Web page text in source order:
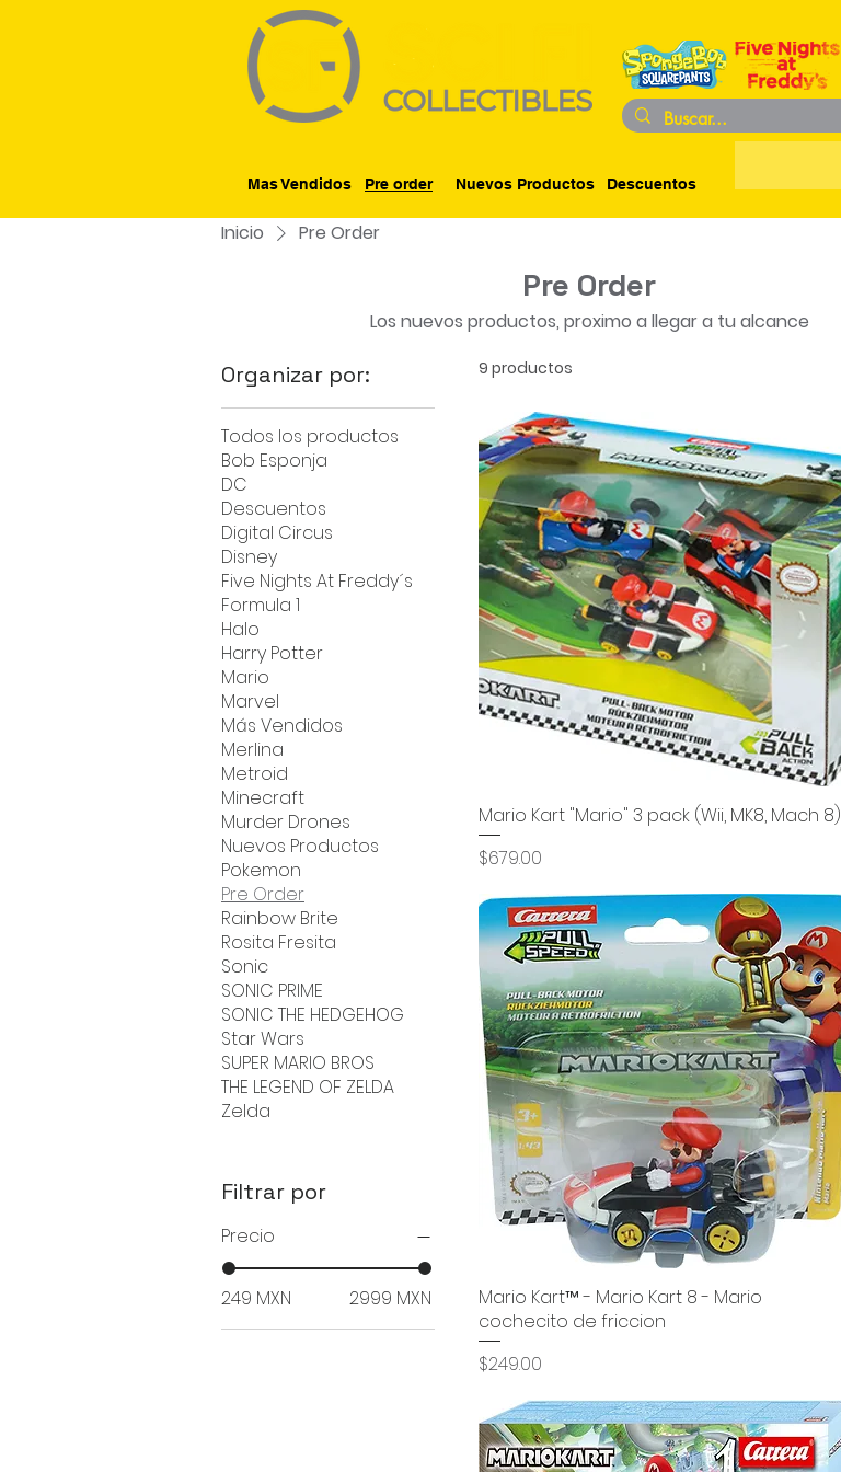
Mas Vendidos Pre order Nuevos Productos Descuentos
Inicio Pre Order
Pre Order
Los nuevos productos, proximo a llegar a tu alcance
Organizar por:
Todos los productos
Bob Esponja
DC
Descuentos
Digital Circus
Disney
Five Nights At Freddy´s
Formula 1
Halo
Harry Potter
Mario
Marvel
Más Vendidos
Merlina
Metroid
Minecraft
Murder Drones
Nuevos Productos
Pokemon
Pre Order
Rainbow Brite
Rosita Fresita
Sonic
SONIC PRIME
SONIC THE HEDGEHOG
Star Wars
SUPER MARIO BROS
THE LEGEND OF ZELDA
Zelda
Filtrar por
Precio
249 MXN 2999 MXN
9 productos
Vista rápida
Mario Kart "Mario" 3 pack (Wii, MK8, Mach 8)
Precio
$679.00
Vista rápida
Mario Kart™ - Mario Kart 8 - Mario
cochecito de friccion
Precio
$249.00